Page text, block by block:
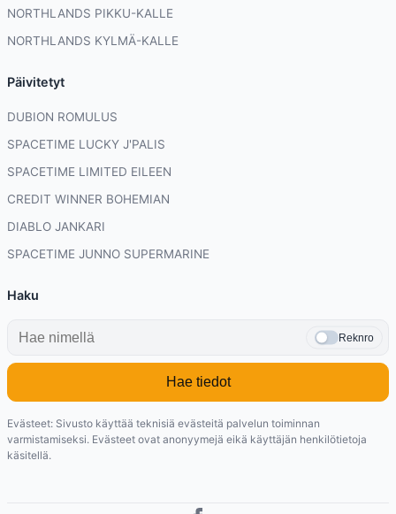
NORTHLANDS PIKKU-KALLE
NORTHLANDS KYLMÄ-KALLE
Päivitetyt
DUBION ROMULUS
SPACETIME LUCKY J'PALIS
SPACETIME LIMITED EILEEN
CREDIT WINNER BOHEMIAN
DIABLO JANKARI
SPACETIME JUNNO SUPERMARINE
Haku
Reknro
Hae tiedot
Evästeet: Sivusto käyttää teknisiä evästeitä palvelun toiminnan
varmistamiseksi. Evästeet ovat anonyymejä eikä käyttäjän henkilötietoja
käsitellä.